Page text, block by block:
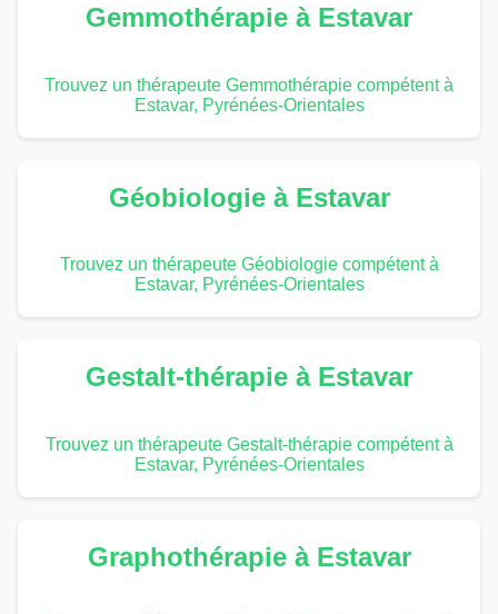
Gemmothérapie à Estavar
Trouvez un thérapeute Gemmothérapie compétent à
Estavar, Pyrénées-Orientales
Géobiologie à Estavar
Trouvez un thérapeute Géobiologie compétent à
Estavar, Pyrénées-Orientales
Gestalt-thérapie à Estavar
Trouvez un thérapeute Gestalt-thérapie compétent à
Estavar, Pyrénées-Orientales
Graphothérapie à Estavar